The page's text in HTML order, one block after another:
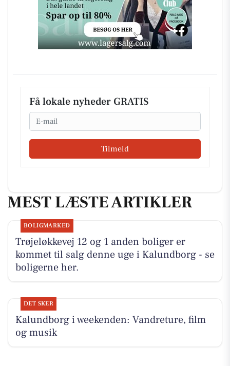
Få lokale nyheder GRATIS
Email
Tilmeld
MEST LÆSTE ARTIKLER
BOLIGMARKED
Trøjeløkkevej 12 og 1 anden boliger er
kommet til salg denne uge i Kalundborg - se
boligerne her.
DET SKER
Kalundborg i weekenden: Vandreture, film
og musik